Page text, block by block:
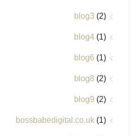
blog3 (2)
blog4 (1)
blog6 (1)
blog8 (2)
blog9 (2)
bossbabedigital.co.uk (1)